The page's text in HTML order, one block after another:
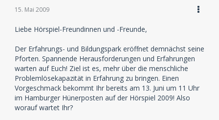
15. Mai 2009
Liebe Hörspiel-Freundinnen und -Freunde,
Der Erfahrungs- und Bildungspark eröffnet demnächst seine
Pforten. Spannende Herausforderungen und Erfahrungen
warten auf Euch! Ziel ist es, mehr über die menschliche
Problemlösekapazität in Erfahrung zu bringen. Einen
Vorgeschmack bekommt Ihr bereits am 13. Juni um 11 Uhr
im Hamburger Hünerposten auf der Hörspiel 2009! Also
worauf wartet Ihr?